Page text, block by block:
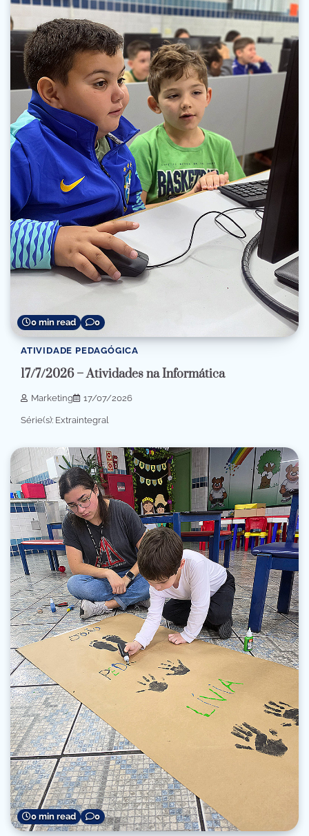
0 min read 0
ATIVIDADE PEDAGÓGICA
17/7/2026 – Atividades na Informática
Marketing 17/07/2026
Série(s): Extraintegral
0 min read 0